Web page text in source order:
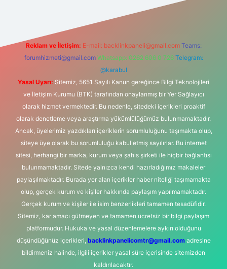
Reklam ve İletişim: E-mail: backlinkpaneli@gmail.com Teams:
forumhizmeti@gmail.com Whatsapp: 0262 606 0 726 Telegram:
@karabul
Yasal Uyarı: Sitemiz, 5651 Sayılı Kanun gereğince Bilgi Teknolojileri
ve İletişim Kurumu (BTK) tarafından onaylanmış bir Yer Sağlayıcı
olarak hizmet vermektedir. Bu nedenle, sitedeki içerikleri proaktif
olarak denetleme veya araştırma yükümlülüğümüz bulunmamaktadır.
Ancak, üyelerimiz yazdıkları içeriklerin sorumluluğunu taşımakta olup,
siteye üye olarak bu sorumluluğu kabul etmiş sayılırlar. Bu internet
sitesi, herhangi bir marka, kurum veya şahıs şirketi ile hiçbir bağlantısı
bulunmamaktadır. Sitede yalnızca kendi hazırladığımız makaleler
paylaşılmaktadır. Burada yer alan içerikler haber niteliği taşımamakta
olup, gerçek kurum ve kişiler hakkında paylaşım yapılmamaktadır.
Gerçek kurum ve kişiler ile isim benzerlikleri tamamen tesadüfidir.
Sitemiz, kar amacı gütmeyen ve tamamen ücretsiz bir bilgi paylaşım
platformudur. Hukuka ve yasal düzenlemelere aykırı olduğunu
düşündüğünüz içerikleri, backlinkpanelicomtr@gmail.comadresine
bildirmeniz halinde, ilgili içerikler yasal süre içerisinde sitemizden
kaldırılacaktır.